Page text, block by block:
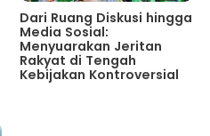
Dari Ruang Diskusi hingga
Media Sosial:
Menyuarakan Jeritan
Rakyat di Tengah
Kebijakan Kontroversial